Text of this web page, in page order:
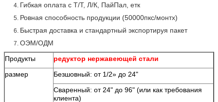
4. Гибкая оплата с Т/Т, Л/К, ПайПал, етк
5. Ровная способность продукции (50000пкс/монтх)
6. Быстрая доставка и стандартный экспортируя пакет
7. ОЭМ/ОДМ
Продукты
редуктор нержавеющей стали
размер
Безшовный: от 1/2» до 24"
Сваренный: от 24" до 96" (или как требования
клиента)